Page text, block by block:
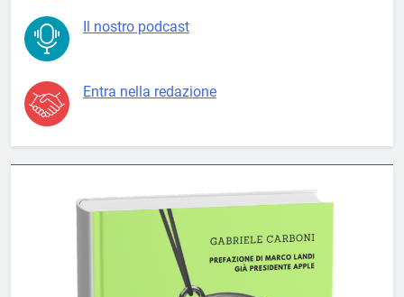
Il nostro podcast
Entra nella redazione